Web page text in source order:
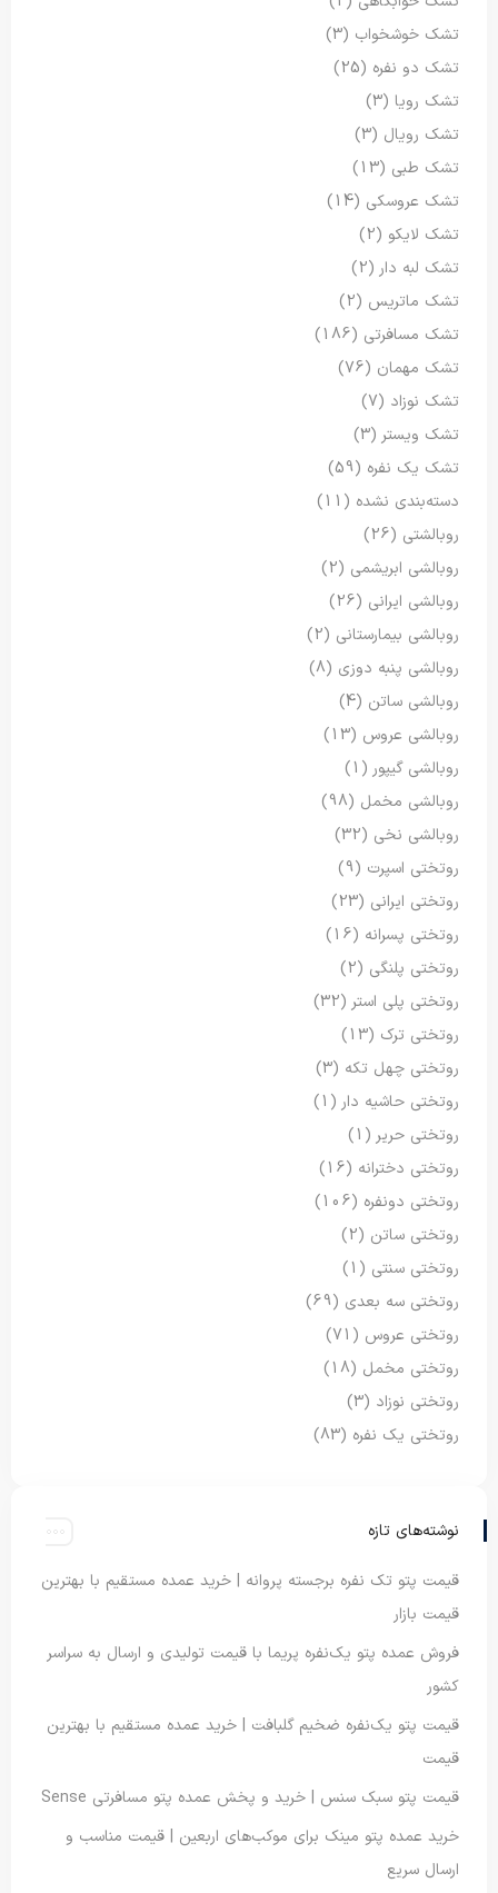
تشک خوشخواب (3)
تشک دو نفره (25)
تشک رویا (3)
تشک رویال (3)
تشک طبی (13)
تشک عروسکی (14)
تشک لایکو (2)
تشک لبه دار(2)
تشک ماتریس (2)
تشک مسافرتی (186)
تشک مهمان (76)
تشک نوزاد (7)
تشک ویستر(3)
تشک یک نفره (59)
دسته‌بندی نشده (11)
روبالشتی (26)
روبالشی ابریشمی (2)
روبالشی ایرانی (26)
روبالشی بیمارستانی (2)
روبالشی پنبه دوزی (8)
روبالشی ساتن (4)
روبالشی عروس (13)
روبالشی گیپور(1)
روبالشی مخمل (98)
روبالشی نخی (32)
روتختی اسپرت (9)
روتختی ایرانی (23)
روتختی پسرانه (16)
روتختی پلنگی (2)
روتختی پلی استر(32)
روتختی ترک (13)
روتختی چهل تکه (3)
روتختی حاشیه دار(1)
روتختی حریر(1)
روتختی دخترانه (16)
روتختی دونفره (106)
روتختی ساتن (2)
روتختی سنتی (1)
روتختی سه بعدی (69)
روتختی عروس (71)
روتختی مخمل (18)
روتختی نوزاد (3)
روتختی یک نفره (83)
نوشته‌های تازه
قیمت پتو تک نفره برجسته پروانه | خرید عمده مستقیم با بهترین
قیمت بازار
فروش عمده پتو یک‌نفره پریما با قیمت تولیدی و ارسال به سراسر
کشور
قیمت پتو یک‌نفره ضخیم گلبافت | خرید عمده مستقیم با بهترین
قیمت
قیمت پتو سبک سنس | خرید و پخش عمده پتو مسافرتی Sense
خرید عمده پتو مینک برای موکب‌های اربعین | قیمت مناسب و
ارسال سریع